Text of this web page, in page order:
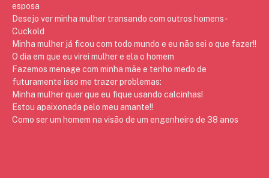
esposa
Desejo ver minha mulher transando com outros homens -
Cuckold
Minha mulher já ficou com todo mundo e eu não sei o que fazer!!
O dia em que eu virei mulher e ela o homem
Fazemos menage com minha mãe e tenho medo de
futuramente isso me trazer problemas:
Minha mulher quer que eu fique usando calcinhas!
Estou apaixonada pelo meu amante!!
Como ser um homem na visão de um engenheiro de 38 anos